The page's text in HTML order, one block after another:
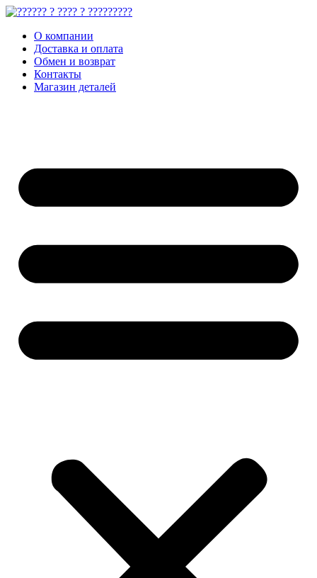
О компании
Доставка и оплата
Обмен и возврат
Контакты
Магазин деталей